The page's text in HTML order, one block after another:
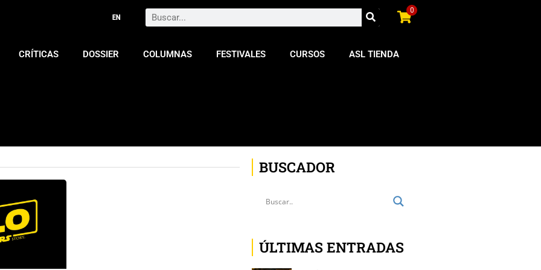
Search 0
CRÍTICAS DOSSIER COLUMNAS FESTIVALES CURSOS ASL TIENDA
BUSCADOR
ÚLTIMAS ENTRADAS